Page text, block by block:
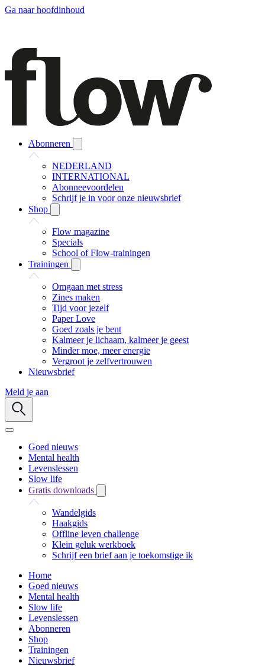
Ga naar hoofdinhoud
Abonneren
NEDERLAND
INTERNATIONAL
Abonneevoordelen
Schrijf je in voor onze nieuwsbrief
Shop
Flow magazine
Specials
School of Flow-trainingen
Trainingen
Omgaan met stress
Zines maken
Tijd voor jezelf
Paper Love
Goed zoals je bent
Kalmeer je lichaam, kalmeer je geest
Minder moe, meer energie
Vergroot je zelfvertrouwen
Nieuwsbrief
Meld je aan
Goed nieuws
Mental health
Levenslessen
Slow life
Gratis downloads
Wandelgids
Haakgids
Offline leven challenge
Klein geluk werkboek
Schrijf een brief aan je toekomstige ik
Home
Goed nieuws
Mental health
Slow life
Levenslessen
Abonneren
Shop
Trainingen
Nieuwsbrief